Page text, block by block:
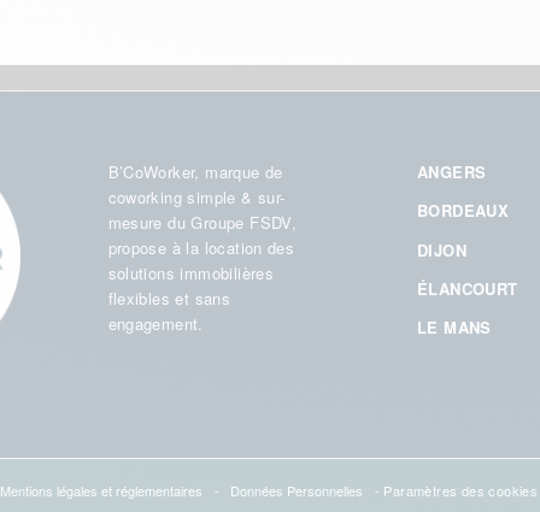
B’CoWorker, marque de
coworking simple & sur-
mesure du Groupe FSDV,
propose à la location des
solutions immobilières
flexibles et sans
engagement.
ANGERS
BORDEAUX
DIJON
ÉLANCOURT
LE MANS
Mentions légales et réglementaires - Données Personnelles - Paramètres des cookies